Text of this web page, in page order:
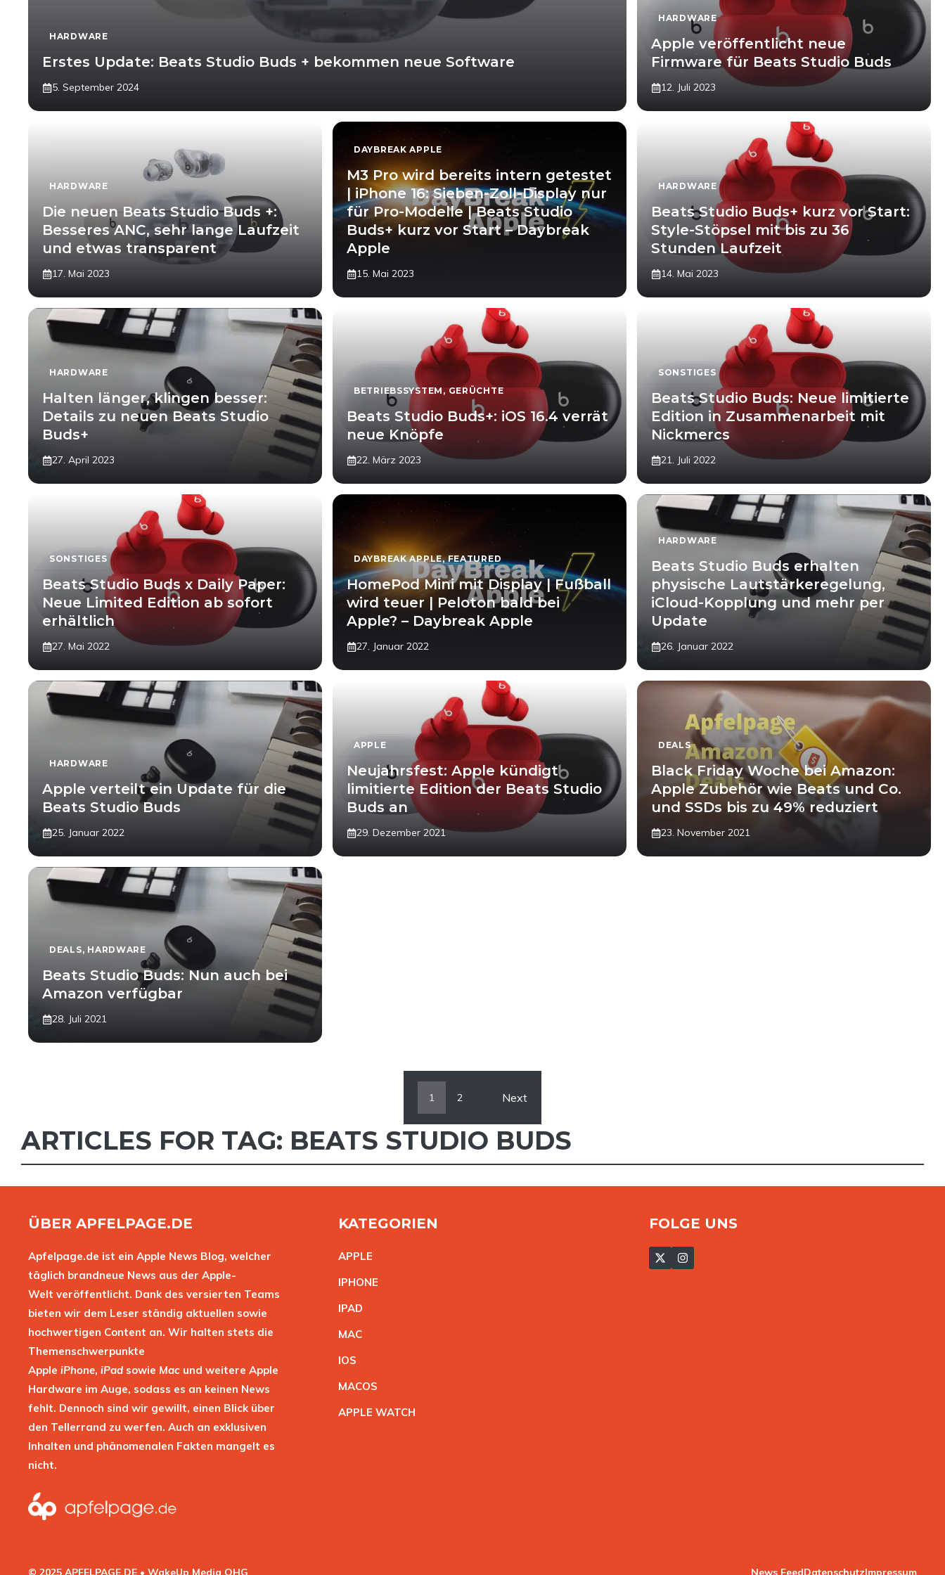
HARDWARE
Erstes Update: Beats Studio Buds + bekommen neue Software
5. September 2024
HARDWARE
Apple veröffentlicht neue
Firmware für Beats Studio Buds
12. Juli 2023
HARDWARE
Die neuen Beats Studio Buds +:
Besseres ANC, sehr lange Laufzeit
und etwas transparent
17. Mai 2023
DAYBREAK APPLE
M3 Pro wird bereits intern getestet
| iPhone 16: Sieben-Zoll-Display nur
für Pro-Modelle | Beats Studio
Buds+ kurz vor Start – Daybreak
Apple
15. Mai 2023
HARDWARE
Beats Studio Buds+ kurz vor Start:
Style-Stöpsel mit bis zu 36
Stunden Laufzeit
14. Mai 2023
HARDWARE
Halten länger, klingen besser:
Details zu neuen Beats Studio
Buds+
27. April 2023
BETRIEBSSYSTEM ,GERÜCHTE
Beats Studio Buds+: iOS 16.4 verrät
neue Knöpfe
22. März 2023
SONSTIGES
Beats Studio Buds: Neue limitierte
Edition in Zusammenarbeit mit
Nickmercs
21. Juli 2022
SONSTIGES
Beats Studio Buds x Daily Paper:
Neue Limited Edition ab sofort
erhältlich
27. Mai 2022
DAYBREAK APPLE,FEATURED
HomePod Mini mit Display | Fußball
wird teuer | Peloton bald bei
Apple? – Daybreak Apple
27. Januar 2022
HARDWARE
Beats Studio Buds erhalten
physische Lautstärkeregelung,
iCloud-Kopplung und mehr per
Update
26. Januar 2022
HARDWARE
Apple verteilt ein Update für die
Beats Studio Buds
25. Januar 2022
APPLE
Neujahrsfest: Apple kündigt
limitierte Edition der Beats Studio
Buds an
29. Dezember 2021
DEALS
Black Friday Woche bei Amazon:
Apple Zubehör wie Beats und Co.
und SSDs bis zu 49% reduziert
23. November 2021
DEALS, HARDWARE
Beats Studio Buds: Nun auch bei
Amazon verfügbar
28. Juli 2021
1 2 Next
ARTICLES FOR TAG: BEATS STUDIO BUDS
ÜBER APFELPAGE.DE
Apfelpage.de ist ein Apple News Blog, welcher
täglich brandneue News aus der Apple-
Welt veröffentlicht. Dank des versierten Teams
bieten wir dem Leser ständig aktuellen sowie
hochwertigen Content an. Wir halten stets die
Themenschwerpunkte
Apple iPhone, iPad sowie Mac und weitere Apple
Hardware im Auge, sodass es an keinen News
fehlt. Dennoch sind wir gewillt, einen Blick über
den Tellerrand zu werfen. Auch an exklusiven
Inhalten und phänomenalen Fakten mangelt es
nicht.
KATEGORIEN
APPLE
IPHONE
IPAD
MAC
IOS
MACOS
APPLE WATCH
FOLGE UNS
© 2025 APFELPAGE.DE • WakeUp Media OHG News FeedDatenschutzImpressum